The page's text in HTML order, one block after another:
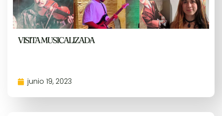
VISITA MUSICALIZADA
junio 19, 2023